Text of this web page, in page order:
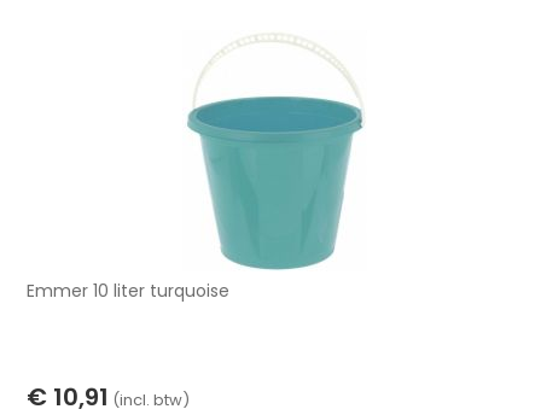
Emmer 10 liter turquoise
€ 10,91 (incl. btw)